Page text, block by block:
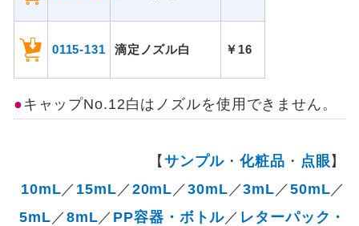
0115-131 滴定ノズル白 ￥16
キャップNo.12白はノズルを使用できません。
【 サンプル ・化粧品 ・ 点眼】
10mL ／ 15mL ／ 20mL ／ 30mL ／3mL ／ 50mL ／
5mL ／ 8mL ／ PP容器・ボトル ／ レターパック・